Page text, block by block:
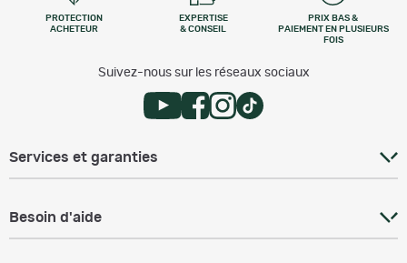
PROTECTION
ACHETEUR
EXPERTISE
& CONSEIL
PRIX BAS &
PAIEMENT EN PLUSIEURS
FOIS
Suivez-nous sur les réseaux sociaux
Services et garanties
Besoin d'aide